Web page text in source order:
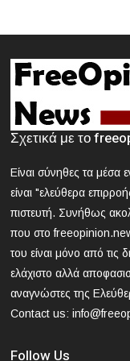
2024-03-21
Θεσσαλονίκη:
δρεπάνι και
2024-03-21
Κοζάνη: Νεκρός
2024-03-21
ΕΟΔΥ: Nέος
2024-03-21
Άγρια
προάστια
Σχετικά με το
Είναι σύνηθες τα
είναι "ελεύθερα
πιστευτή. Συνήθως
που στο
του είναι μόνο από τις
ελάχιστο αλλά
αναγνώστες της
Contact us:
Follow Us